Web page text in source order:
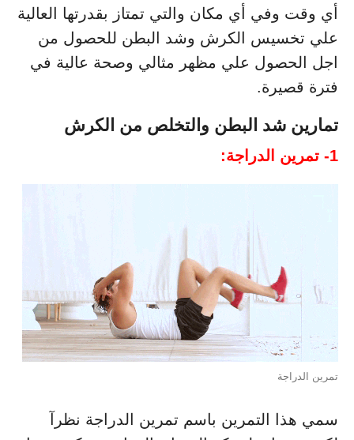
أي وقت وفي أي مكان والتي تمتاز بقدرتها العالية
علي تخسيس الكرش وشد البطن للحصول من
اجل الحصول علي مظهر مثالي وصحة عالية في
فترة قصيرة.
تمارين شد البطن والتخلص من الكرش
1- تمرين الدراجة:
تمرين الدراجة
سمي هذا التمرين باسم تمرين الدراجة نظرآ